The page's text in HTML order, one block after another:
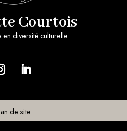
Courtois
diversité culturelle
de site